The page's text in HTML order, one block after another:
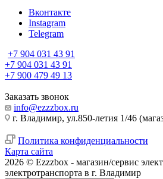
Вконтакте
Instagram
Telegram
+7 904 031 43 91
+7 904 031 43 91
+7 900 479 49 13
Заказать звонок
info@ezzzbox.ru
г. Владимир, ул.850-летия 1/46
Политика конфиденциальности
Карта сайта
2026 © Ezzzbox - магазин/сервис
электротранспорта в г. Владимир